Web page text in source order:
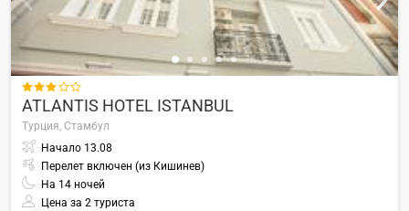

ATLANTIS HOTEL ISTANBUL
Турция, Стамбул
Начало 13.08
Перелет включен (из Кишинев)
На 14 ночей
Цена за 2 туриста